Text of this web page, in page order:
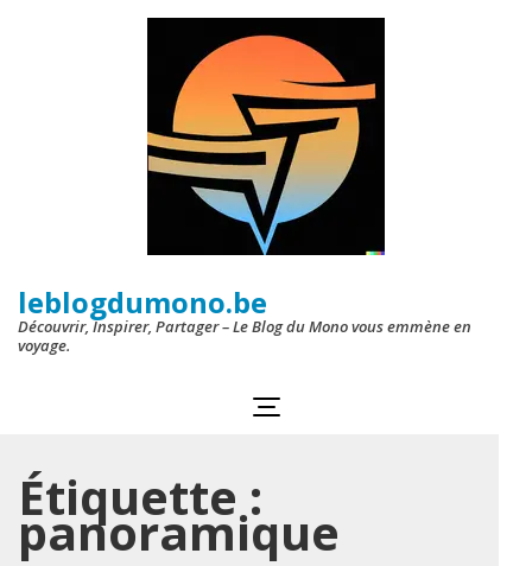
leblogdumono.be
Découvrir, Inspirer, Partager – Le Blog du Mono vous emmène en
voyage.
Étiquette :
panoramique